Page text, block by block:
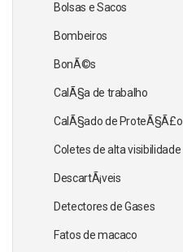
Bolsas e Sacos
Bombeiros
BonÃ©s
CalÃ§a de trabalho
CalÃ§ado de ProteÃ§Ã£o
Coletes de alta visibilidade
DescartÃ¡veis
Detectores de Gases
Fatos de macaco